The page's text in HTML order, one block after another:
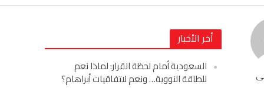
أخر الأخبار
السعودية أمام لحظة القرار: لماذا نعم
للطاقة النووية… ونعم لاتفاقيات أبراهام؟